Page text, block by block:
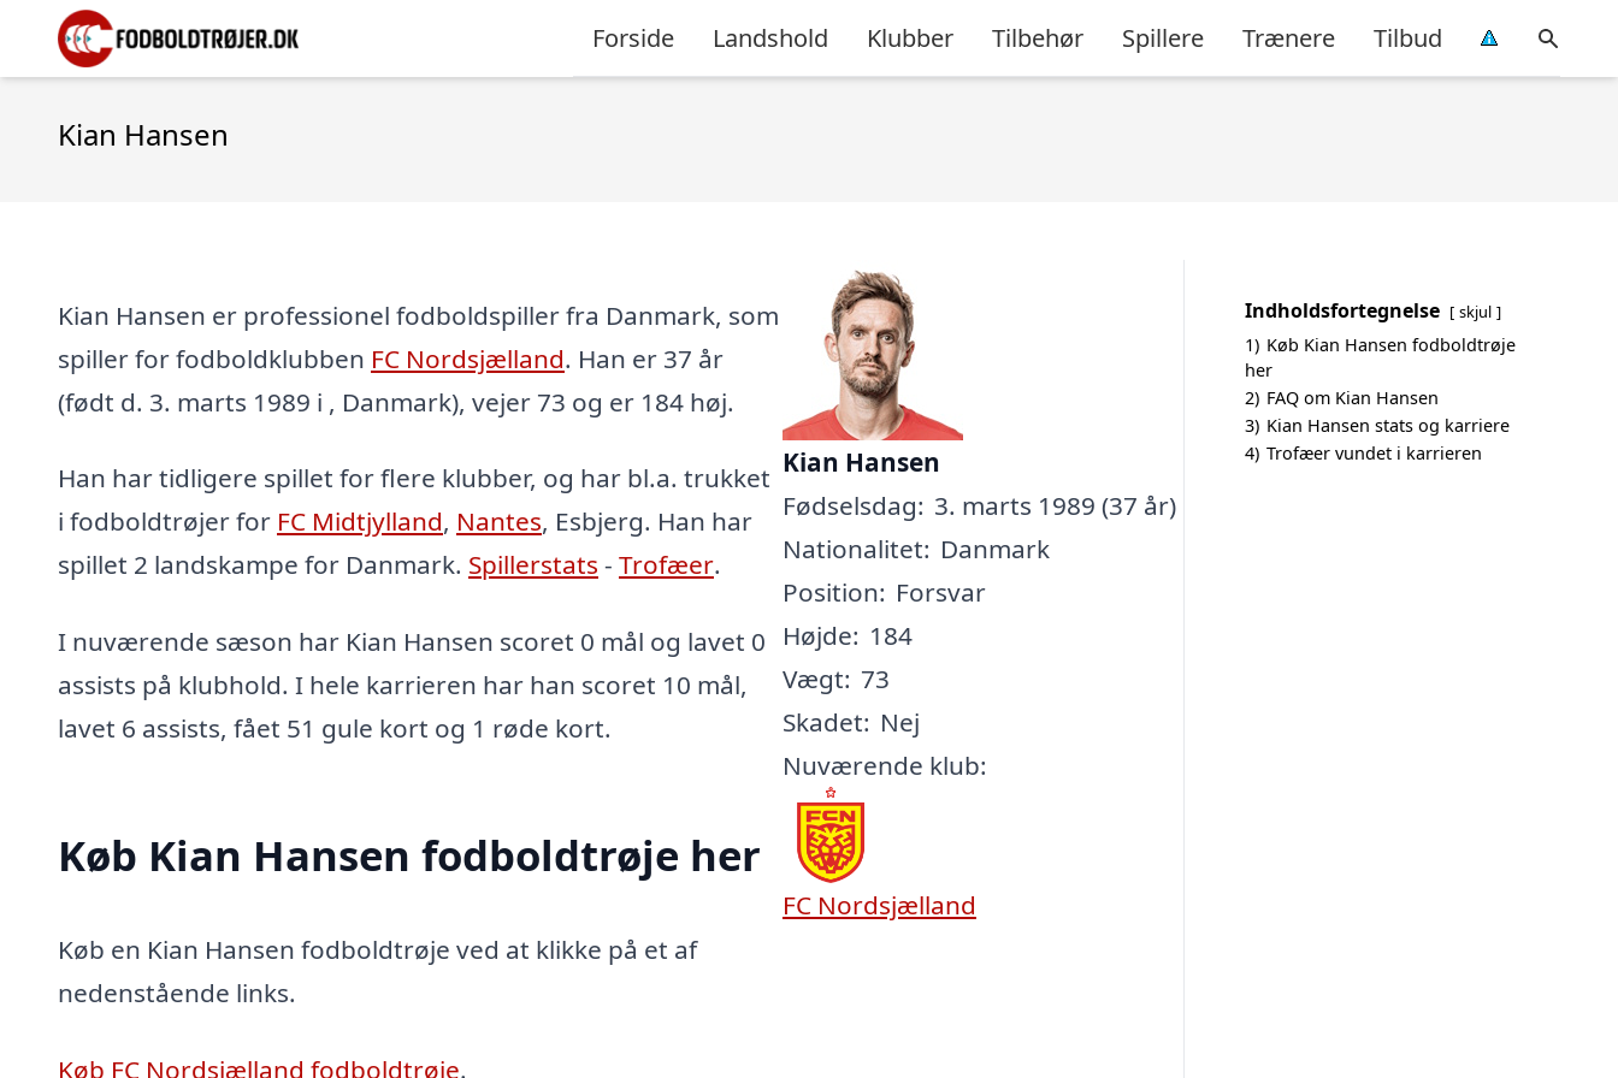
Forside Landshold Klubber Tilbehør Spillere Trænere Tilbud
Kian Hansen
Kian Hansen er professionel fodboldspiller fra Danmark, som
spiller for fodboldklubben FC Nordsjælland. Han er 37 år
(født d. 3. marts 1989 i , Danmark), vejer 73 og er 184 høj.
Han har tidligere spillet for flere klubber, og har bl.a. trukket
i fodboldtrøjer for FC Midtjylland, Nantes, Esbjerg. Han har
spillet 2 landskampe for Danmark. Spillerstats - Trofæer.
I nuværende sæson har Kian Hansen scoret 0 mål og lavet 0
assists på klubhold. I hele karrieren har han scoret 10 mål,
lavet 6 assists, fået 51 gule kort og 1 røde kort.
Køb Kian Hansen fodboldtrøje her
Køb en Kian Hansen fodboldtrøje ved at klikke på et af
nedenstående links.
Køb FC Nordsjælland fodboldtrøje.
Kian Hansen
Fødselsdag: 3. marts 1989 (37 år)
Nationalitet: Danmark
Position: Forsvar
Højde: 184
Vægt: 73
Skadet: Nej
Nuværende klub:
FC Nordsjælland
Indholdsfortegnelse skjul
1) Køb Kian Hansen fodboldtrøje
her
2) FAQ om Kian Hansen
3) Kian Hansen stats og karriere
4) Trofæer vundet i karrieren